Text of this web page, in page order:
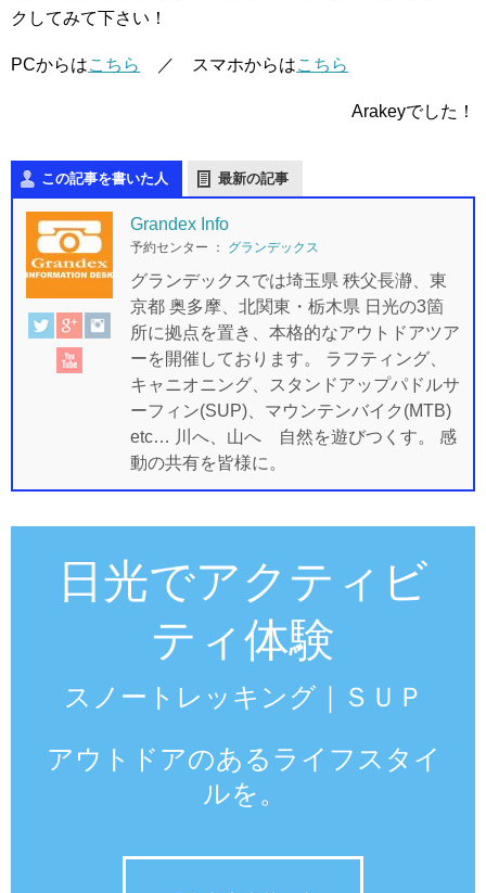
クしてみて下さい！
PCからはこちら ／ スマホからはこちら
Arakeyでした！
この記事を書いた人 最新の記事
Grandex Info
予約センター ： グランデックス
グランデックスでは埼玉県 秩父長瀞、東
京都 奥多摩、北関東・栃木県 日光の3箇
所に拠点を置き、本格的なアウトドアツア
ーを開催しております。 ラフティング、
キャニオニング、スタンドアップパドルサ
ーフィン(SUP)、マウンテンバイク(MTB)
etc… 川へ、山へ 自然を遊びつくす。 感
動の共有を皆様に。
日光でアクティビ
ティ体験
スノートレッキング｜ＳＵＰ
アウトドアのあるライフスタイ
ルを。